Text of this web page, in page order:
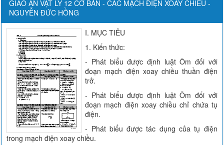
GIÁO ÁN VẬT LÝ 12 CƠ BẢN - CÁC MẠCH ĐIỆN XOAY CHIỀU -
NGUYỄN ĐỨC HỒNG
I. MỤC TIÊU
1. Kiến thức:
- Phát biểu được định luật Ôm đối với
đoạn mạch điện xoay chiều thuần điện
trở.
- Phát biểu được định luật Ôm đối với
đoạn mạch điện xoay chiều chỉ chứa tụ
điện.
- Phát biểu được tác dụng của tụ điện
trong mạch điện xoay chiều.